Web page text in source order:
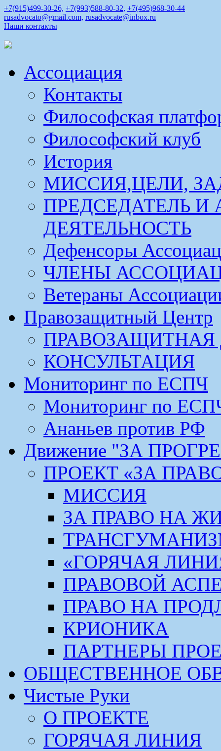
+7(915)499-30-26, +7(993)588-80-32, +7(495)968-30-44
rusadvocato@gmail.com, rusadvocate@inbox.ru
Наши контакты
Ассоциация
Контакты
Философская
Философский клуб
История
МИССИЯ,ЦЕЛИ,
ПРЕДСЕДАТЕЛЬ И
ДЕЯТЕЛЬНОСТЬ
Дефенсоры
ЧЛЕНЫ
Ветераны
Правозащитный Центр
ПРАВОЗАЩИТНАЯ
КОНСУЛЬТАЦИЯ
Мониторинг по ЕСПЧ
Мониторинг по
Ананьев против РФ
Движение "ЗА
ПРОЕКТ «ЗА
МИССИЯ
ЗА ПРАВО НА
«ГОРЯЧАЯ
ПРАВОВОЙ
ПРАВО НА
КРИОНИКА
ПАРТНЕРЫ
ОБЩЕСТВЕННОЕ
Чистые Руки
О ПРОЕКТЕ
ГОРЯЧАЯ ЛИНИЯ